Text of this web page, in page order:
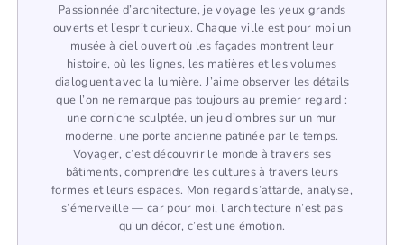
Passionnée d’architecture, je voyage les yeux grands
ouverts et l’esprit curieux. Chaque ville est pour moi un
musée à ciel ouvert où les façades montrent leur
histoire, où les lignes, les matières et les volumes
dialoguent avec la lumière. J’aime observer les détails
que l’on ne remarque pas toujours au premier regard :
une corniche sculptée, un jeu d’ombres sur un mur
moderne, une porte ancienne patinée par le temps.
Voyager, c’est découvrir le monde à travers ses
bâtiments, comprendre les cultures à travers leurs
formes et leurs espaces. Mon regard s’attarde, analyse,
s’émerveille — car pour moi, l’architecture n’est pas
qu'un décor, c’est une émotion.